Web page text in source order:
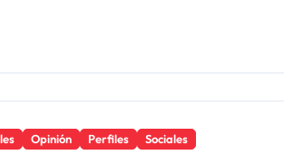
Opinión Perfiles Sociales